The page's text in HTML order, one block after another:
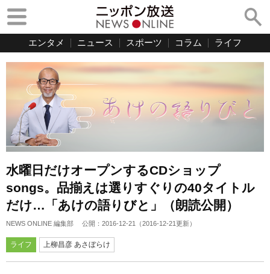
エンタメ ニュース スポーツ コラム ライフ
水曜日だけオープンするCDショップ
songs。品揃えは選りすぐりの40タイトル
だけ…「あけの語りびと」（朗読公開）
NEWS ONLINE 編集部 公開： 2016-12-21 （2016-12-21更新）
ライフ 上柳昌彦 あさぼらけ